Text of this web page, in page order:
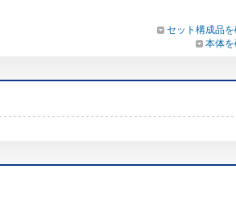
セット構成品
本体